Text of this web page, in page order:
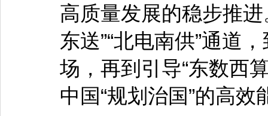
高质量发展的稳步推
东送”“北电南供”通道
场，再到引导“东数西
中国“规划治国”的高